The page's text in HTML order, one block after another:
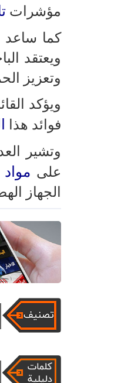
مؤشرات
كما ساعد
ويعتقد
وتعزيز
ويؤكد
فوائد هذا
وتشير
على
الجهاز